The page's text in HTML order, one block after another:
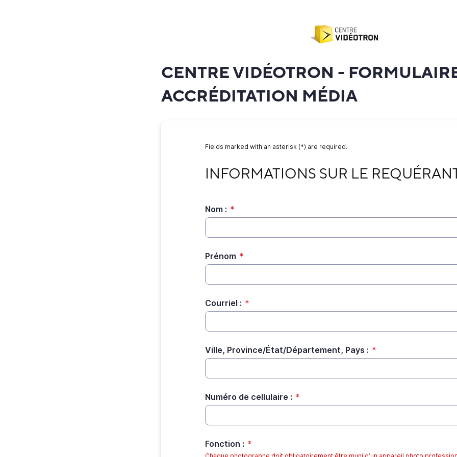
CENTRE VIDÉOTRON -
ACCRÉDITATION MÉDIA
Fields marked with an asterisk (*) are required.
INFORMATIONS SUR LE
Nom : *
Prénom *
Courriel : *
Ville, Province/État/Département, Pays : *
Numéro de cellulaire : *
Fonction : *